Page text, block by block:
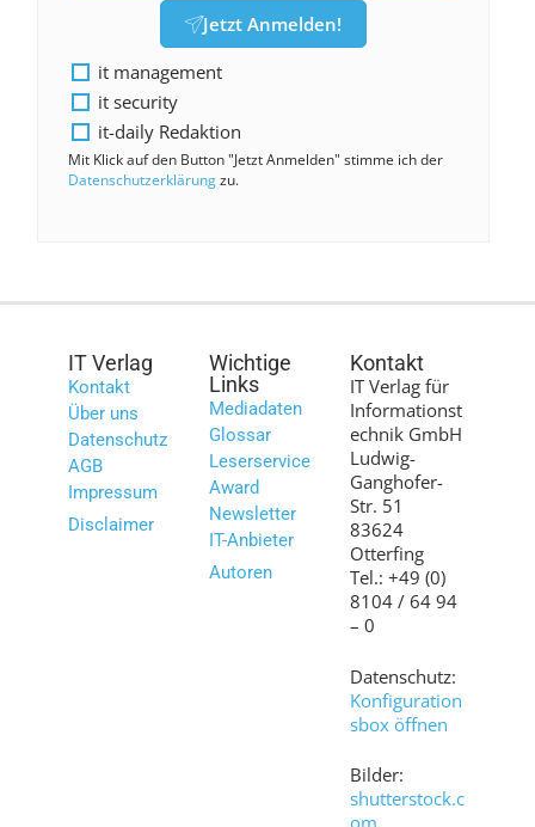
Jetzt Anmelden!
it management
it security
it-daily Redaktion
Mit Klick auf den Button "Jetzt Anmelden" stimme ich der
Datenschutzerklärungzu.
IT Verlag
Kontakt
Über uns
Datenschutz
AGB
Impressum
Disclaimer
Wichtige
Links
Mediadaten
Glossar
Leserservice
Award
Newsletter
IT-Anbieter
Autoren
Kontakt
IT Verlag für
Informationst
echnik GmbH
Ludwig-
Ganghofer-
Str. 51
83624
Otterfing
Tel.: +49 (0)
8104 / 64 94
– 0
Datenschutz:
Konfiguration
sbox öffnen
Bilder:
shutterstock.c
om